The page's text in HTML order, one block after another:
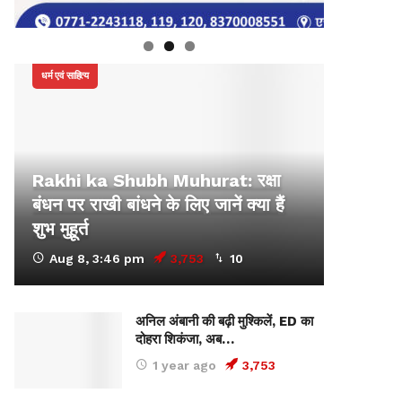
धर्म एवं साहित्य
Rakhi ka Shubh Muhurat: रक्षा
बंधन पर राखी बांधने के लिए जानें क्या हैं
शुभ मुहूर्त
Aug 8, 3:46 pm 3,753 10
अनिल अंबानी की बढ़ी मुश्किलें, ED का
दोहरा शिकंजा, अब…
1 year ago 3,753